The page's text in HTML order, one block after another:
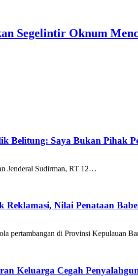
Segelintir Oknum
Belitung: Saya Bukan Pihak
Jenderal Sudirman, RT 12…
Nilai Penataan
pertambangan di Provinsi Kepulauan
Keluarga Cegah